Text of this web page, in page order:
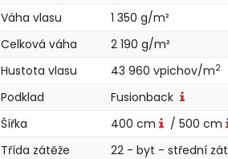
Váha vlasu
1 350 g/m²
Celková váha
2 190 g/m²
Hustota vlasu
43 960 vpichov/m2
Podklad
Fusionback
Šířka
400 cm
/ 500 cm
Třída zátěže
22 - byt - střední